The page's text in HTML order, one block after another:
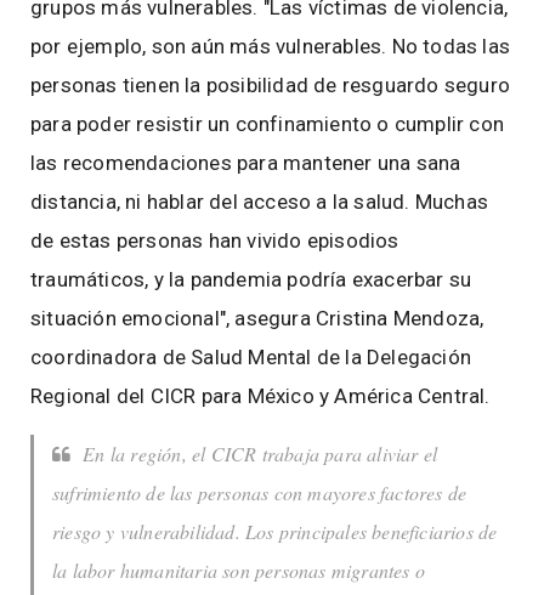
grupos más vulnerables. "Las víctimas de violencia,
por ejemplo, son aún más vulnerables. No todas las
personas tienen la posibilidad de resguardo seguro
para poder resistir un confinamiento o cumplir con
las recomendaciones para mantener una sana
distancia, ni hablar del acceso a la salud. Muchas
de estas personas han vivido episodios
traumáticos, y la pandemia podría exacerbar su
situación emocional", asegura Cristina Mendoza,
coordinadora de Salud Mental de la Delegación
Regional del CICR para México y América Central.
En la región, el CICR trabaja para aliviar el
sufrimiento de las personas con mayores factores de
riesgo y vulnerabilidad. Los principales beneficiarios de
la labor humanitaria son personas migrantes o